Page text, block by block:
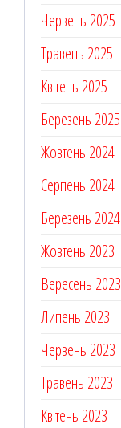
Червень 2025
Травень 2025
Квітень 2025
Березень 2025
Жовтень 2024
Серпень 2024
Березень 2024
Жовтень 2023
Вересень 2023
Липень 2023
Червень 2023
Травень 2023
Квітень 2023